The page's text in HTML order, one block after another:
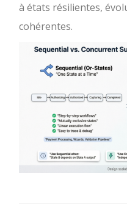
à états résilientes,
cohérentes.